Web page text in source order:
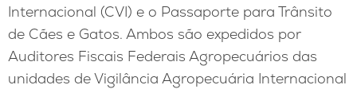
Internacional (CVI) e o Passaporte para Trânsito
de Cães e Gatos. Ambos são expedidos por
Auditores Fiscais Federais Agropecuários das
unidades de Vigilância Agropecuária Internacional